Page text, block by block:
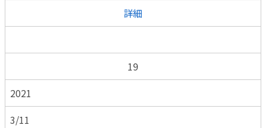
詳細
19
2021
3/11